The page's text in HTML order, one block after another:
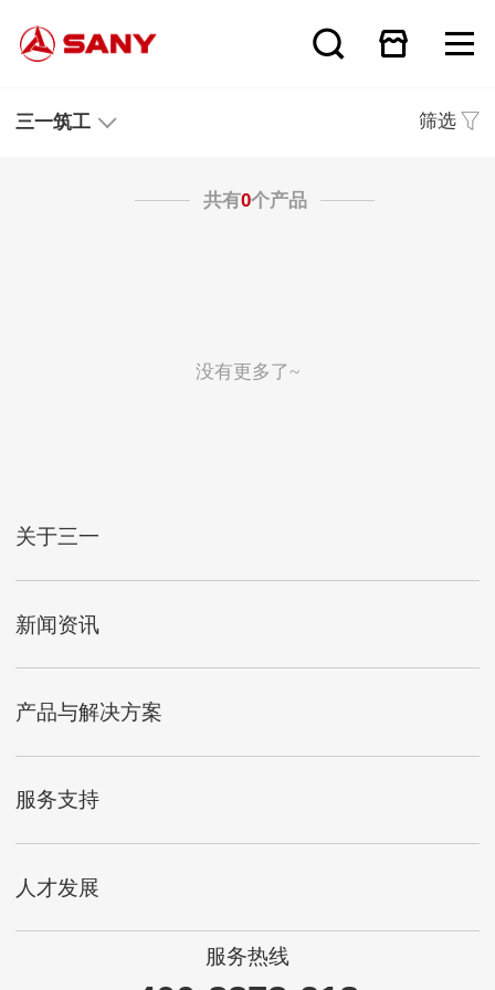
三一筑工 筛选
共有0个产品
没有更多了~
关于三一
新闻资讯
产品与解决方案
服务支持
人才发展
服务热线